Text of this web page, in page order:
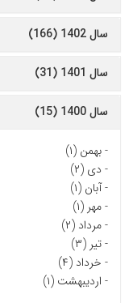
سال 1402 (166)
سال 1401 (31)
سال 1400 (15)
-بهمن (۱)
- دی (۲)
-آبان (۱)
-مهر (۱)
-مرداد (۲)
-تیر (۳)
- خرداد (۴)
- اردیبهشت (۱)